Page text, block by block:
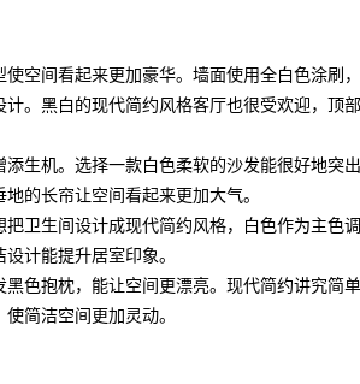
空间看起来更加豪华。墙面使用全白色涂刷
。黑白的现代简约风格客厅也很受欢迎，顶
生机。选择一款白色柔软的沙发能很好地突
的长帘让空间看起来更加大气。
卫生间设计成现代简约风格，白色作为主色
计能提升居室印象。
色抱枕，能让空间更漂亮。现代简约讲究简
简洁空间更加灵动。